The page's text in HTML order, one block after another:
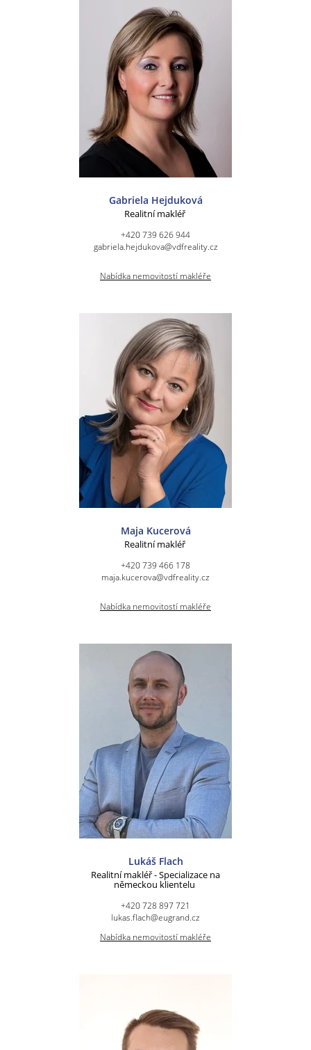
Gabriela Hejduková
Realitní makléř
+420 739 626 944
gabriela.hejdukova@vdfreality.cz
Nabídka nemovitostí makléře
Maja Kucerová
Realitní makléř
+420 739 466 178
maja.kucerova@vdfreality.cz
Nabídka nemovitostí makléře
Lukáš Flach
Realitní makléř - Specializace na
německou klientelu
+420 728 897 721
lukas.flach@eugrand.cz
Nabídka nemovitostí makléře